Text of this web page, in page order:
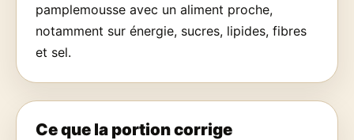
pamplemousse avec un aliment proche,
notamment sur énergie, sucres, lipides, fibres
et sel.
Ce que la portion corrige